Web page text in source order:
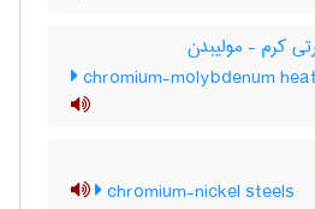
کرم – مولیبدن
chromium-molybdenum
chromium-nickel steels